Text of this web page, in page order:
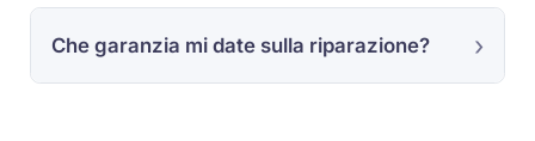
Che garanzia mi date sulla riparazione?